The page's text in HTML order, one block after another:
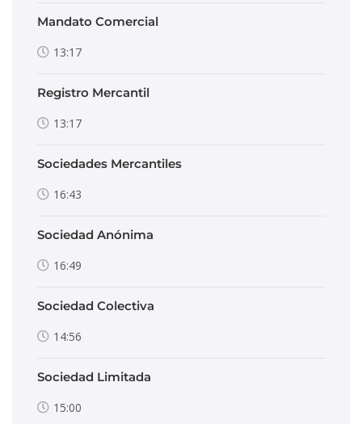
Mandato Comercial
13:17
Registro Mercantil
13:17
Sociedades Mercantiles
16:43
Sociedad Anónima
16:49
Sociedad Colectiva
14:56
Sociedad Limitada
15:00